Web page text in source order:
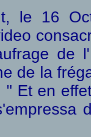
le 16
de
de la
Et en